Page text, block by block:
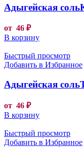
Адыгейская
от 46 ₽
В корзину
Быстрый просмотр
Добавить в Избранное
Адыгейская
от 46 ₽
В корзину
Быстрый просмотр
Добавить в Избранное